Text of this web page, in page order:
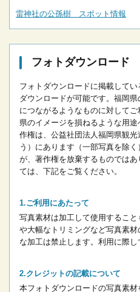
雷神社の公孫樹 スポット情報
フォトダウンロード
フォトダウンロードに掲載して
ダウンロードが可能です。 福岡県
につながるようなものに対してご
県のイメージを損ねるような用途
作権は、公益社団法人福岡県観
う）にあります（一部写真を除
が、著作権を放棄するものではあ
ては、下記をご覧ください。
ご利用にあたって
写真素材は加工して使用するこ
や大幅なトリミングなど写真素
な加工は禁止します。 利用に際し
クレジットの記載について
本フォトダウンロードの写真素